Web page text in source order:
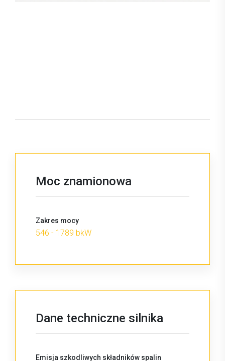
Moc znamionowa
Zakres mocy
546 - 1789 bkW
Dane techniczne silnika
Emisja szkodliwych składników spalin